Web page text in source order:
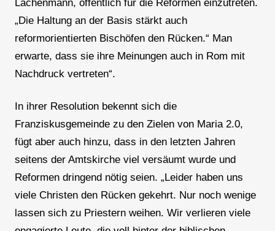
Lachenmann, öffentlich für die Reformen einzutreten.
„Die Haltung an der Basis stärkt auch
reformorientierten Bischöfen den Rücken.“ Man
erwarte, dass sie ihre Meinungen auch in Rom mit
Nachdruck vertreten“.
In ihrer Resolution bekennt sich die
Franziskusgemeinde zu den Zielen von Maria 2.0,
fügt aber auch hinzu, dass in den letzten Jahren
seitens der Amtskirche viel versäumt wurde und
Reformen dringend nötig seien. „Leider haben uns
viele Christen den Rücken gekehrt. Nur noch wenige
lassen sich zu Priestern weihen. Wir verlieren viele